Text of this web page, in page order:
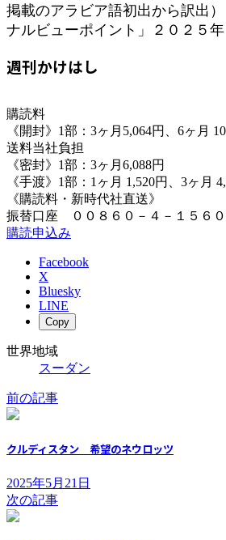
掲載のアラビア語初出から訳出
ナルビューポイント」２０２５年
週刊かけはし
購読料
《開封》1部：3ヶ月5,064円、6ヶ月
送料当社負担
《密封》1部：3ヶ月6,088円
《手渡》1部：1ヶ月 1,520円、3ヶ月
《購読料・新時代社直送》
振替口座 ００８６０－４－１５６
購読申込み
Facebook
X
Bluesky
LINE
Copy
世界地域
スーダン
前の記事
クルディスタン 希望のネウロッツ
2025年5月21日
次の記事